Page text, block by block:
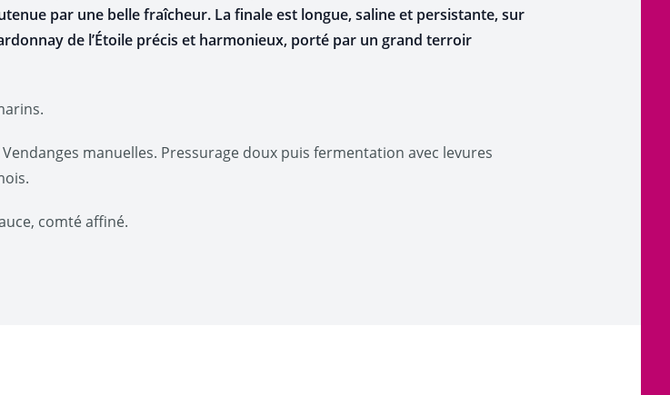
par une belle fraîcheur. La finale est longue, saline et persistante, sur
de l’Étoile précis et harmonieux, porté par un grand terroir
manuelles. Pressurage doux puis fermentation avec levures
comté affiné.